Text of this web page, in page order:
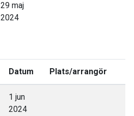
29 maj
2024
Datum Plats/arrangör
1 jun
2024